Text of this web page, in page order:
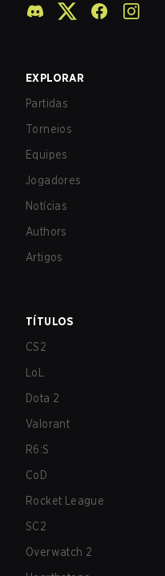
EXPLORAR
Partidas
Torneios
Equipes
Jogadores
Notícias
Authors
Artigos
TÍTULOS
CS2
LoL
Dota 2
Valorant
R6:S
CoD
Rocket League
SC2
Overwatch 2